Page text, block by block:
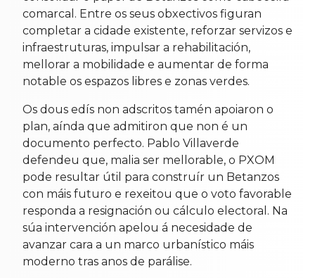
comarcal. Entre os seus obxectivos figuran
completar a cidade existente, reforzar servizos e
infraestruturas, impulsar a rehabilitación,
mellorar a mobilidade e aumentar de forma
notable os espazos libres e zonas verdes.
Os dous edís non adscritos tamén apoiaron o
plan, aínda que admitiron que non é un
documento perfecto. Pablo Villaverde
defendeu que, malia ser mellorable, o PXOM
pode resultar útil para construír un Betanzos
con máis futuro e rexeitou que o voto favorable
responda a resignación ou cálculo electoral. Na
súa intervención apelou á necesidade de
avanzar cara a un marco urbanístico máis
moderno tras anos de parálise.